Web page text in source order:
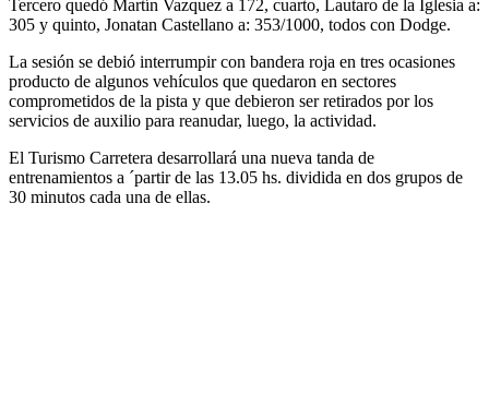
Tercero quedó Martín Vazquez a 172, cuarto, Lautaro de la Iglesia a:
305 y quinto, Jonatan Castellano a: 353/1000, todos con Dodge.
La sesión se debió interrumpir con bandera roja en tres ocasiones
producto de algunos vehículos que quedaron en sectores
comprometidos de la pista y que debieron ser retirados por los
servicios de auxilio para reanudar, luego, la actividad.
El Turismo Carretera desarrollará una nueva tanda de
entrenamientos a ´partir de las 13.05 hs. dividida en dos grupos de
30 minutos cada una de ellas.